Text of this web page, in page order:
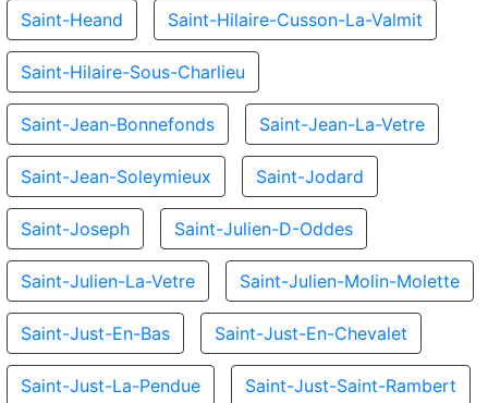
Saint-Heand Saint-Hilaire-Cusson-La-Valmit
Saint-Hilaire-Sous-Charlieu
Saint-Jean-Bonnefonds Saint-Jean-La-Vetre
Saint-Jean-Soleymieux Saint-Jodard
Saint-Joseph Saint-Julien-D-Oddes
Saint-Julien-La-Vetre Saint-Julien-Molin-Molette
Saint-Just-En-Bas Saint-Just-En-Chevalet
Saint-Just-La-Pendue Saint-Just-Saint-Rambert